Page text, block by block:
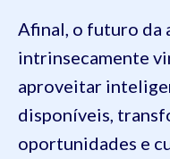
Afinal, o futuro da
intrinsecamente
aproveitar
disponíveis,
oportunidades e